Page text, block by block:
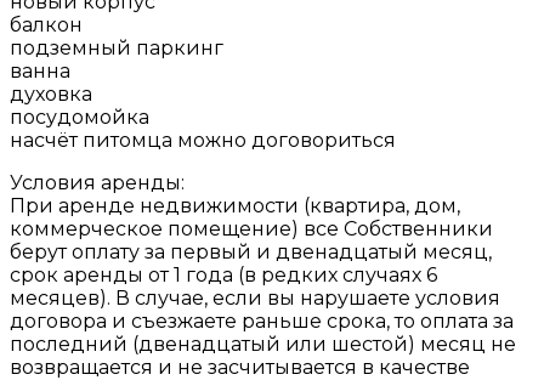
балкон
подземный паркинг
ванна
духовка
посудомойка
насчёт питомца можно договориться
Условия аренды:
При аренде недвижимости (квартира, дом,
коммерческое помещение) все Собственники
берут оплату за первый и двенадцатый месяц,
срок аренды от 1 года (в редких случаях 6
месяцев). В случае, если вы нарушаете условия
договора и съезжаете раньше срока, то оплата за
последний (двенадцатый или шестой) месяц не
возвращается и не засчитывается в качестве